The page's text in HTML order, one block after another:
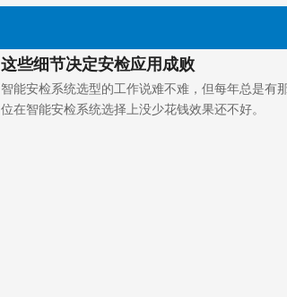
这些细节决定安检应用成败
智能安检系统选型的工作说难不难，但每年总是有
位在智能安检系统选择上没少花钱效果还不好。